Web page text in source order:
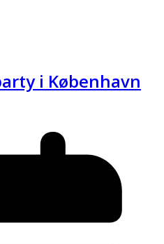
i København